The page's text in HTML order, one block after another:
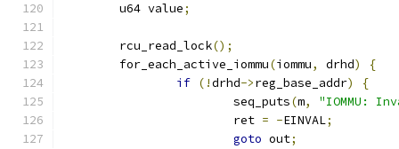
	u64 value
;
	rcu_read_lock
();
	for_each_active_iommu
(iommu, drhd)
{
if (!drhd->reg_base_addr)
{
			seq_puts
(m,
"IOMMU:
			ret
= -EINVAL;
goto out;